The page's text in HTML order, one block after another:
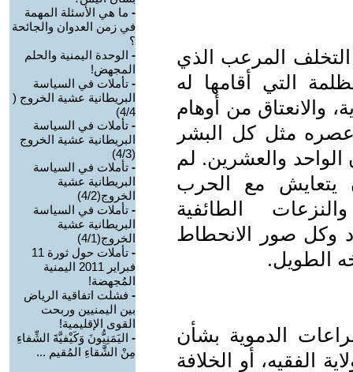
المرعب الذي
التي أقامها له
والانعتاق من أوهام
مثل كل البشر
والعشرين. لم
يتعايش مع الحرب
الطائفية
وكل صور الانحطاط
الطويل.
الدموية بشأن
الفقيه، أو الخلافة
- ما هي الأسئلة المهمة
في زمن العدوان والجائحة
؟
- الوحدة اليمنية والحلم
المجهض!
- تأملات في السياسة
البريطانية عشية الخروج (
4/4)
- تأملات في السياسة
البريطانية عشية الخروج
(4/3)
- تأملات في السياسة
البريطانية عشية
الخروج(4/2)
- تأملات في السياسة
البريطانية عشية
الخروج(4/1)
-
تأملات حول ثورة 11
فبراير 2011 اليمنية
المُجهضة!
- فشلت اتفاقية الرياض
بين اليمنيين وربحت
القوى الإقليمية!
- اليَمَنِيُّونَ وَكَيْفيَّةَ الشِّفاءِ
مِنْ الشَّقاءِ المُقيم ...